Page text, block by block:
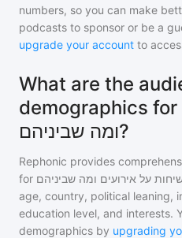
numbers, so you can make
podcasts to sponsor or be a
upgrade your account to
What are the
demographics for שיחות על אירועים
ומה שביניהם?
Rephonic provides
for על אירועים ומה שביניהם
age, country, political leaning,
education level, and interests.
demographics by upgrading